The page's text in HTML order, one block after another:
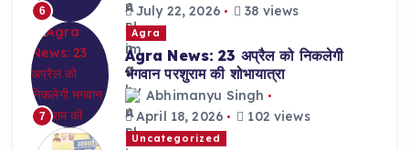
6
July 22, 2026
38 views
7
Agra
Agra News: 23 अप्रैल को निकलेगी
भगवान परशुराम की शोभायात्रा
Abhimanyu Singh
April 18, 2026
102 views
Uncategorized